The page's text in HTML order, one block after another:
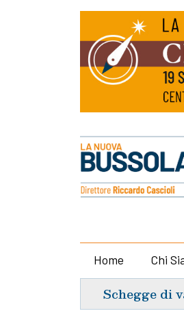
Home Chi
Schegge di